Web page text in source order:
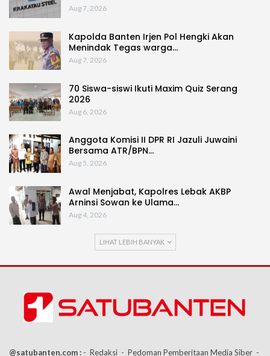
Aug 7, 2026
Kapolda Banten Irjen Pol Hengki Akan
Menindak Tegas warga…
Aug 7, 2026
70 Siswa-siswi Ikuti Maxim Quiz Serang
2026
Aug 6, 2026
Anggota Komisi II DPR RI Jazuli Juwaini
Bersama ATR/BPN…
Aug 5, 2026
Awal Menjabat, Kapolres Lebak AKBP
Arninsi Sowan ke Ulama…
Aug 4, 2026
LIHAT LEBIH BANYAK
@satubanten.com : - Redaksi - Pedoman Pemberitaan Media Siber -